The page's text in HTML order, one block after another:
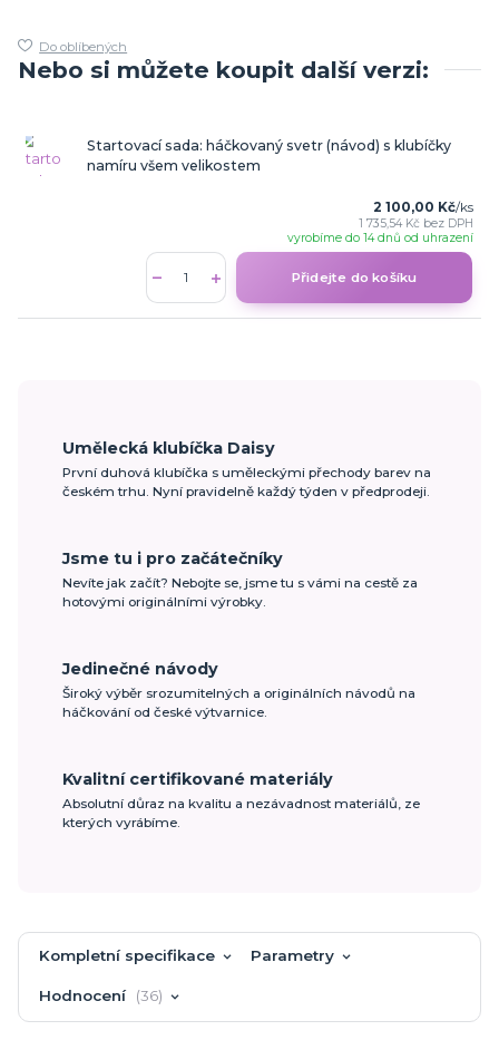
Do oblíbených
Nebo si můžete koupit další verzi:
Startovací sada: háčkovaný svetr (návod) s klubíčky
namíru všem velikostem
2 100,00 Kč/ks
1 735,54 Kč bez DPH
vyrobíme do 14 dnů od uhrazení
Přidejte do košíku
Umělecká klubíčka Daisy
První duhová klubíčka s uměleckými přechody barev na
českém trhu. Nyní pravidelně každý týden v předprodeji.
Jsme tu i pro začátečníky
Nevíte jak začít? Nebojte se, jsme tu s vámi na cestě za
hotovými originálními výrobky.
Jedinečné návody
Široký výběr srozumitelných a originálních návodů na
háčkování od české výtvarnice.
Kvalitní certifikované materiály
Absolutní důraz na kvalitu a nezávadnost materiálů, ze
kterých vyrábíme.
Kompletní specifikace Parametry
Hodnocení 36